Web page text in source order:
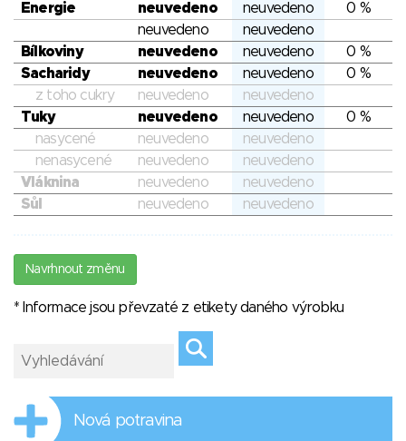
Energie neuvedeno neuvedeno
0 %
neuvedeno
neuvedeno
Bílkoviny
neuvedeno neuvedeno
0 %
Sacharidy
neuvedeno neuvedeno
0 %
z toho cukry
neuvedeno
neuvedeno
Tuky
neuvedeno neuvedeno
0 %
nasycené
neuvedeno
neuvedeno
nenasycené
neuvedeno
neuvedeno
Vláknina
neuvedeno
neuvedeno
Sůl
neuvedeno neuvedeno
Navrhnout změnu
* Informace jsou převzaté z etikety daného výrobku
Nová potravina